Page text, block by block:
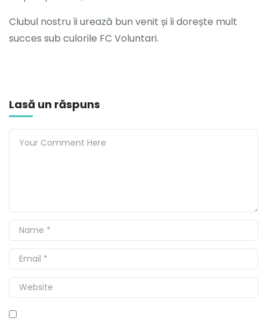
Clubul nostru îi urează bun venit și îi dorește mult
succes sub culorile FC Voluntari.
Lasă un răspuns